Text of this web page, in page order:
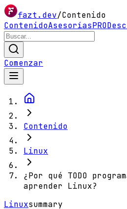
fazt.dev/Contenido
ContenidoAsesoríasPRO
Comenzar
Contenido
Linux
¿Por qué TODO
aprender Linux?
Linuxsummary